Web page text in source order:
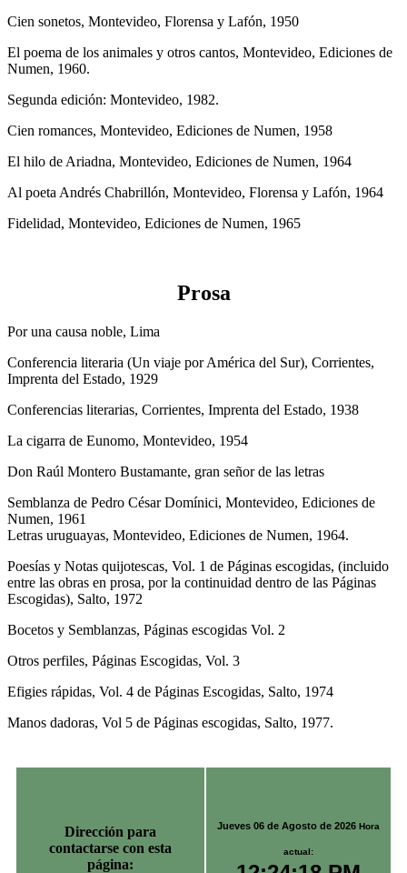
Cien sonetos, Montevideo, Florensa y Lafón, 1950
El poema de los animales y otros cantos, Montevideo, Ediciones de
Numen, 1960.
Segunda edición: Montevideo, 1982.
Cien romances, Montevideo, Ediciones de Numen, 1958
El hilo de Ariadna, Montevideo, Ediciones de Numen, 1964
Al poeta Andrés Chabrillón, Montevideo, Florensa y Lafón, 1964
Fidelidad, Montevideo, Ediciones de Numen, 1965
Prosa
Por una causa noble, Lima
Conferencia literaria (Un viaje por América del Sur), Corrientes,
Imprenta del Estado, 1929
Conferencias literarias, Corrientes, Imprenta del Estado, 1938
La cigarra de Eunomo, Montevideo, 1954
Don Raúl Montero Bustamante, gran señor de las letras
Semblanza de Pedro César Domínici, Montevideo, Ediciones de
Numen, 1961
Letras uruguayas, Montevideo, Ediciones de Numen, 1964.
Poesías y Notas quijotescas, Vol. 1 de Páginas escogidas, (incluido
entre las obras en prosa, por la continuidad dentro de las Páginas
Escogidas), Salto, 1972
Bocetos y Semblanzas, Páginas escogidas Vol. 2
Otros perfiles, Páginas Escogidas, Vol. 3
Efigies rápidas, Vol. 4 de Páginas Escogidas, Salto, 1974
Manos dadoras, Vol 5 de Páginas escogidas, Salto, 1977.
Dirección para
contactarse con esta
página:
Jueves 06 de Agosto de 2026 Hora
actual: